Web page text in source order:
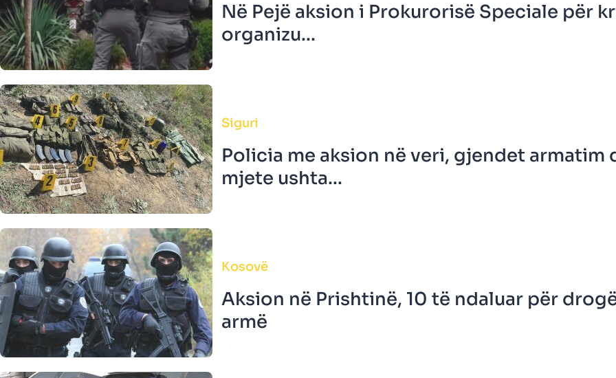
Në Pejë aksion i Prokurorisë Speciale për
organizu...
Siguri
Policia me aksion në veri, gjendet armatim
mjete ushta...
Kosovë
Aksion në Prishtinë, 10 të ndaluar për
armë